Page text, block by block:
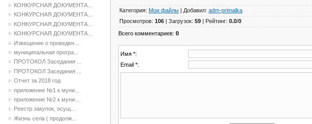
КОНКУРСНАЯ ДОКУМЕНТА...
КОНКУРСНАЯ ДОКУМЕНТА...
КОНКУРСНАЯ ДОКУМЕНТА...
КОНКУРСНАЯ ДОКУМЕНТА...
Извещение о проведен...
муниципальная програ...
ПРОТОКОЛ Заседания ...
ПРОТОКОЛ Заседания ...
Отчет за 2018 год
приложение №1 к муни...
приложение №2 к муни...
Реестр закупок, осущ...
Жизнь села ( продолж...
Категория: Мои файлы | Добавил: adm-primalka
Просмотров: 106 | Загрузок: 59 | Рейтинг: 0.0/0
Всего комментариев: 0
Имя *:
Email *: